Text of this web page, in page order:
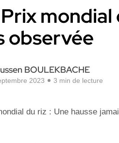
mondial
observée
BOULEKBACHE
2023 3 min de lecture